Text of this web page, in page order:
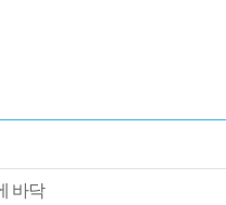
바닥